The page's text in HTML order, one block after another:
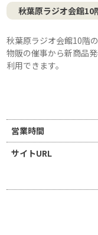
秋葉原ラジオ会館10
秋葉原ラジオ会館10階
物販の催事から新商品
利用できます。
営業時間
サイトURL